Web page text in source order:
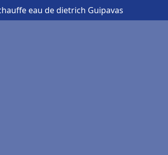
eau de dietrich Guipavas